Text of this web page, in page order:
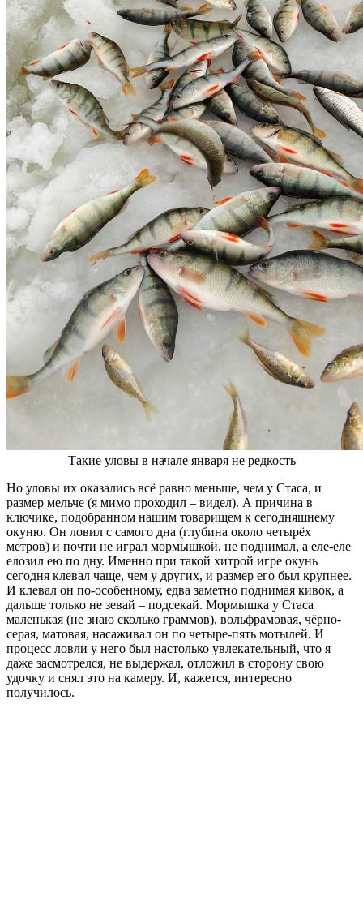
Такие уловы в начале января не редкость
Но уловы их оказались всё равно меньше, чем у Стаса, и
размер мельче (я мимо проходил – видел). А причина в
ключике, подобранном нашим товарищем к сегодняшнему
окуню. Он ловил с самого дна (глубина около четырёх
метров) и почти не играл мормышкой, не поднимал, а еле-еле
елозил ею по дну. Именно при такой хитрой игре окунь
сегодня клевал чаще, чем у других, и размер его был крупнее.
И клевал он по-особенному, едва заметно поднимая кивок, а
дальше только не зевай – подсекай. Мормышка у Стаса
маленькая (не знаю сколько граммов), вольфрамовая, чёрно-
серая, матовая, насаживал он по четыре-пять мотылей. И
процесс ловли у него был настолько увлекательный, что я
даже засмотрелся, не выдержал, отложил в сторону свою
удочку и снял это на камеру. И, кажется, интересно
получилось.